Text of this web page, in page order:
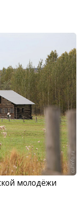
молодёжи